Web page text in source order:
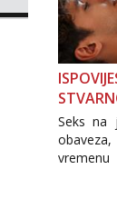
Seks na
tema